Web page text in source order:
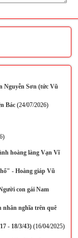
Nguyễn Sơn (tức Vũ
Bác(24/07/2026)
hoàng làng Vạn Vĩ
- Hoàng giáp Vũ
con gái Nam
nghĩa trên quê
- 18/3/43)(16/04/2025)